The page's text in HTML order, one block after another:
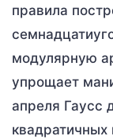
правила
модулярную
упрощает
апреля Гаусс
квадратичных